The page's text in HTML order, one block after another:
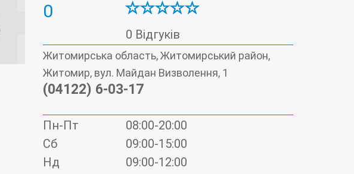
0
0 Відгуків
Житомирська область, Житомирський район,
Житомир, вул. Майдан Визволення, 1
(04122) 6-03-17
Пн-Пт
08:00-20:00
Сб
09:00-15:00
Нд
09:00-12:00